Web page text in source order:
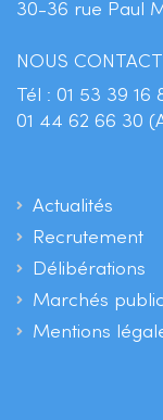
30-36 rue Paul
NOUS
Tél : 01 53 39 16
01 44 62 66 30
Actualités
Recrutement
Délibérations
Marchés
Mentions